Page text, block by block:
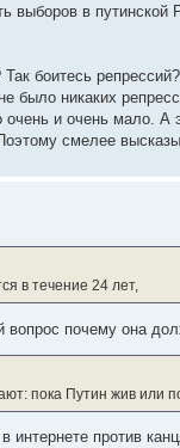
выборов в
боитесь
никаких
очень и очень мало.
смелее
в течение 24 лет,
почему она
пока Путин жив или
интернете против